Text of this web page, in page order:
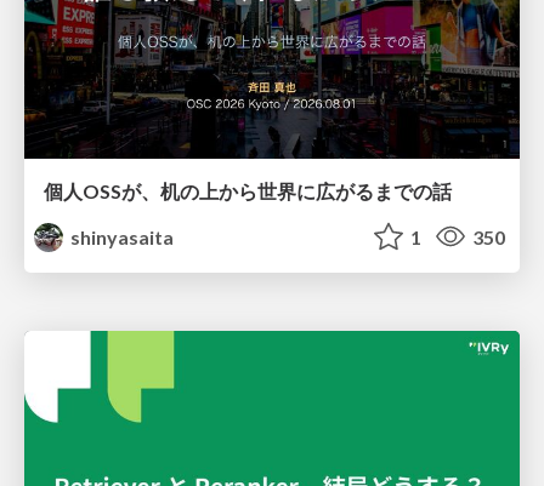
個人OSSが、机の上から世界に広がるまでの話
shinyasaita
1 350